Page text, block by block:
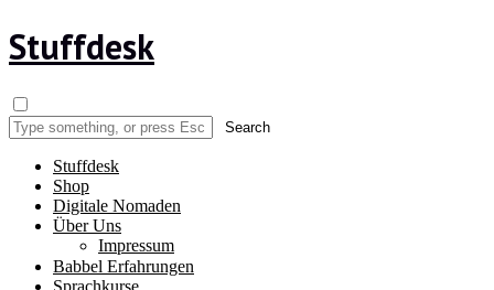
Stuffdesk
Stuffdesk
Shop
Digitale Nomaden
Über Uns
Impressum
Babbel Erfahrungen
Sprachkurse